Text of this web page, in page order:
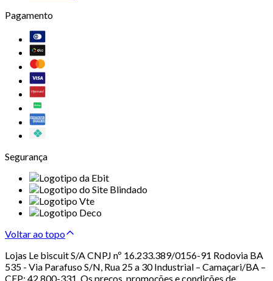
Pagamento
Segurança
Voltar ao topo
Lojas Le biscuit S/A CNPJ nº 16.233.389/0156-91 Rodovia BA
535 - Via Parafuso S/N, Rua 25 a 30 Industrial – Camaçari/BA –
CEP: 42.800-331. Os preços, promoções e condições de